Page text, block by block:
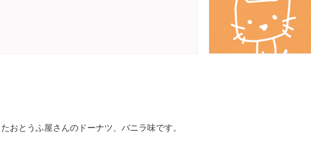
おとうふ屋さんのドーナツ、バニラ味です。